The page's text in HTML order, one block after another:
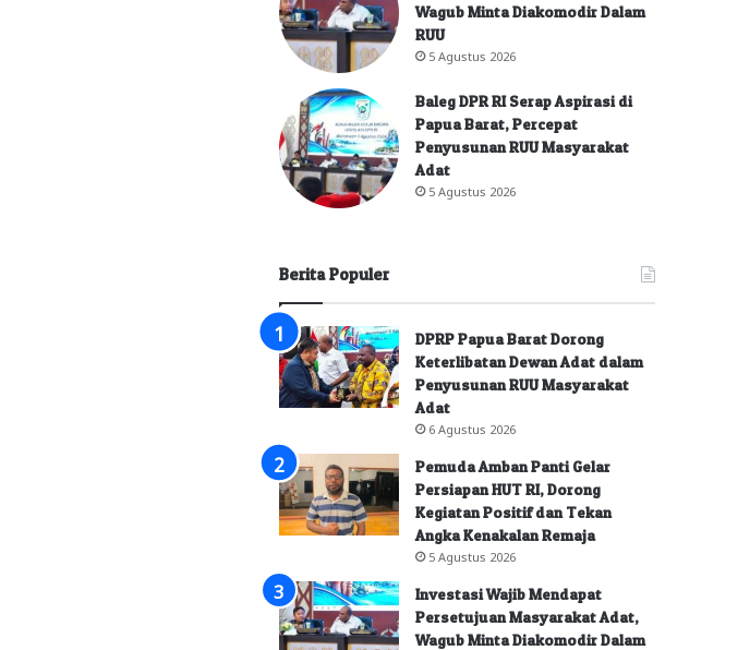
Wagub Minta Diakomodir Dalam
RUU
5 Agustus 2026
Baleg DPR RI Serap Aspirasi di
Papua Barat, Percepat
Penyusunan RUU Masyarakat
Adat
5 Agustus 2026
Berita Populer
DPRP Papua Barat Dorong
Keterlibatan Dewan Adat dalam
Penyusunan RUU Masyarakat
Adat
6 Agustus 2026
Pemuda Amban Panti Gelar
Persiapan HUT RI, Dorong
Kegiatan Positif dan Tekan
Angka Kenakalan Remaja
5 Agustus 2026
Investasi Wajib Mendapat
Persetujuan Masyarakat Adat,
Wagub Minta Diakomodir Dalam